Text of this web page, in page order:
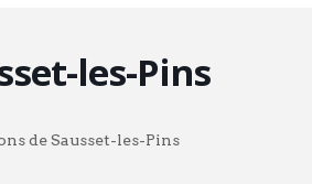
les-Pins
de Sausset-les-Pins